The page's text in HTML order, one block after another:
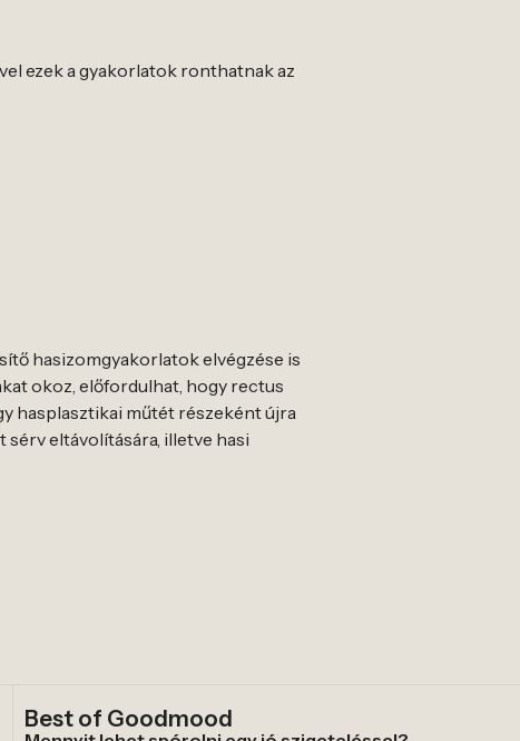
ezek a gyakorlatok ronthatnak az
hasizomgyakorlatok elvégzése is
okoz, előfordulhat, hogy rectus
hasplasztikai műtét részeként újra
sérv eltávolítására, illetve hasi
Best of Goodmood